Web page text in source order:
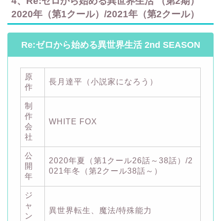
2020年（第1クール）/2021年（第2クール）
Re:ゼロから始める異世界生活 2nd SEASON
原
作
長月達平（小説家になろう）
制
作
会
社
WHITE FOX
公
開
年
2020年夏（第1クール26話～38話）/2
021年冬（第2クール38話～）
ジ
ャ
ン
異世界転生、魔法/特殊能力